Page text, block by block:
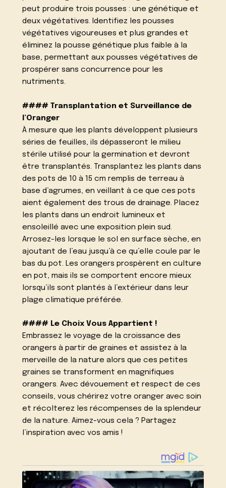
peut produire trois pousses : une génétique et
deux végétatives. Identifiez les pousses
végétatives vigoureuses et plus grandes et
éliminez la pousse génétique plus faible à la
base, permettant aux pousses végétatives de
prospérer sans concurrence pour les
nutriments.
#### Transplantation et Surveillance de
l’Oranger
À mesure que les plants développent plusieurs
séries de feuilles, ils dépasseront le milieu
stérile utilisé pour la germination et devront
être transplantés. Transplantez les plants dans
des pots de 10 à 15 cm remplis de terreau à
base d’agrumes, en veillant à ce que ces pots
aient également des trous de drainage. Placez
les plants dans un endroit lumineux et
ensoleillé avec une exposition plein sud.
Arrosez-les lorsque le sol en surface sèche, en
ajoutant de l’eau jusqu’à ce qu’elle coule par le
bas du pot. Les orangers prospèrent en culture
en pot, mais ils se comportent encore mieux
lorsqu’ils sont plantés à l’extérieur dans leur
plage climatique préférée.
#### Le Choix Vous Appartient !
Embrassez le voyage de la croissance des
orangers à partir de graines et assistez à la
merveille de la nature alors que ces petites
graines se transforment en magnifiques
orangers. Avec dévouement et respect de ces
conseils, vous chérirez votre oranger avec soin
et récolterez les récompenses de la splendeur
de la nature. Aimez-vous cela ? Partagez
l’inspiration avec vos amis !